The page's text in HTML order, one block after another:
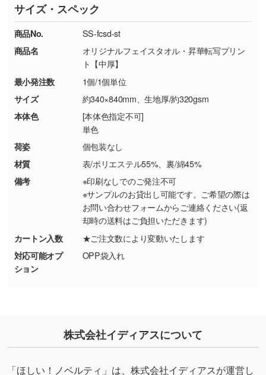
す。→詳しく見る
・コーポレートカラーを使って印刷したい／印
刷色にこだわりがある
DIC・PANTONEなどのカラーチップの指定や、
現物支給による色指定も承っております。→
しく見る
・背景がある画像からキャラクター部分だけを
使いたいです
シンプルな背景のデータや、使いたいキャラク
り抜き処理が可能です。→詳しく見る
・持っているデータの背景が足りない／塗り足
しの作り方が分からない
印刷したいデータが印刷範囲よりも小さい場
合、シンプルな色・柄の背景であれば拡張が可
URLをご指定いただければ、QRコードを生成
いたします。配置のご相談にも応じています。
→ 詳しく見る
※詳しくは「商品の良品基準について
ください。
【返品・交換ができない場合】
・お客様の元で商品を加工された場合、または
商品が破損した場合
・商品到着後7日以上経過している場合
・お客様のご都合による返品・交換依頼(商
品・色・数量などの注文間違い等)
TEL：0422-29-9911 営業時間10:00～
18:00(土日祝日除く)
お問い合わせフォームはこちら
サイズ・スペック
商品No.
SS-fcsd-st
商品名
オリジナルフェイスタオル・昇華転写プリン
ト【中厚】
最小発注数
1個/1個単位
サイズ
約340×840mm、生地厚/約320gsm
本体色
[本体色指定不可]
単色
荷姿
個包装なし
材質
表/ポリエステル55%、裏/綿45%
備考
※印刷なしでのご発注不可
※サンプルのお貸出し可能です。ご希望の際は
お問い合わせフォームからご連絡ください(返
却時の送料はご負担いただきます)
カートン入数
★ご注文数により変動いたします
対応可能オプ
ション
OPP袋入れ
株式会社イディアスについて
「ほしい！ノベルティ」は、株式会社イディアスが運営し